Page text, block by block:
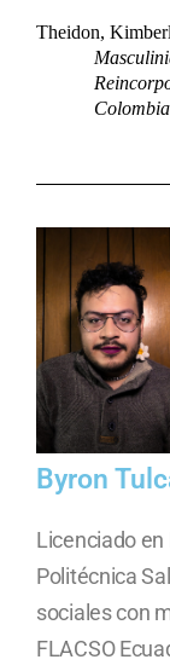
Theidon,
Colombia
Byron
Licenciado en
Politécnica
sociales con
FLACSO